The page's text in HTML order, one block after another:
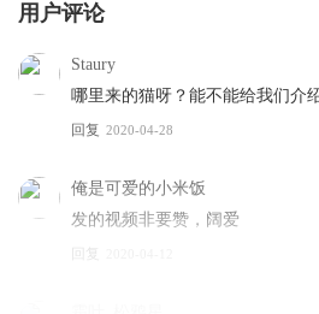
用户评论
Staury
哪里来的猫呀？能不能给我们介
回复 2020-04-28
俺是可爱的小米饭
发的视频非要赞，阔爱
回复